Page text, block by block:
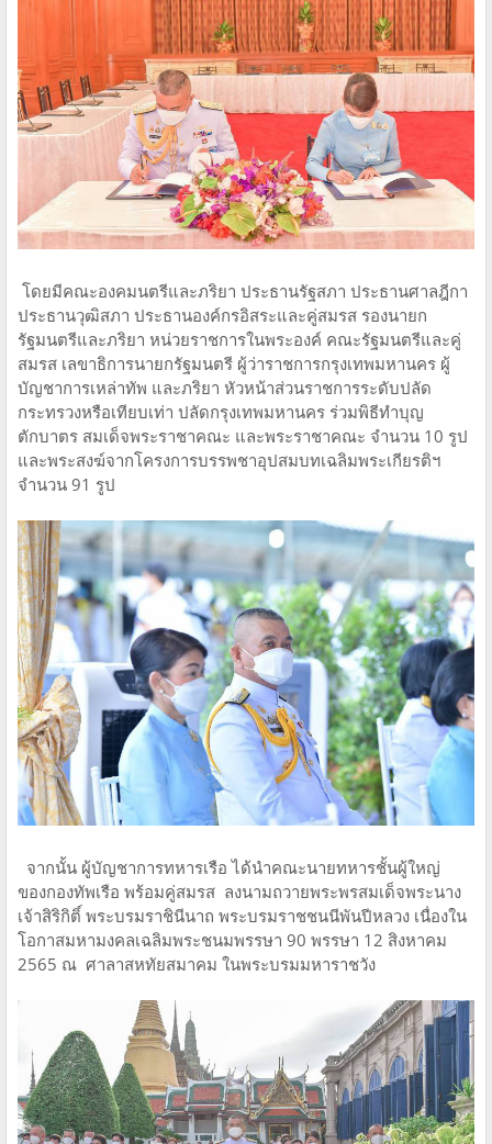
โดยมีคณะองคมนตรีและภริยา ประธานรัฐสภา ประธานศาลฎีกา
ประธานวุฒิสภา ประธานองค์กรอิสระและคู่สมรส รองนายก
รัฐมนตรีและภริยา หน่วยราชการในพระองค์ คณะรัฐมนตรีและคู่
สมรส เลขาธิการนายกรัฐมนตรี ผู้ว่าราชการกรุงเทพมหานคร ผู้
บัญชาการเหล่าทัพ และภริยา หัวหน้าส่วนราชการระดับปลัด
กระทรวงหรือเทียบเท่า ปลัดกรุงเทพมหานคร ร่วมพิธีทำบุญ
ตักบาตร สมเด็จพระราชาคณะ และพระราชาคณะ จำนวน 10 รูป
และพระสงฆ์จากโครงการบรรพชาอุปสมบทเฉลิมพระเกียรติฯ
จำนวน 91 รูป
จากนั้น ผู้บัญชาการทหารเรือ ได้นำคณะนายทหารชั้นผู้ใหญ่
ของกองทัพเรือ พร้อมคู่สมรส ลงนามถวายพระพรสมเด็จพระนาง
เจ้าสิริกิติ์ พระบรมราชินีนาถ พระบรมราชชนนีพันปีหลวง เนื่องใน
โอกาสมหามงคลเฉลิมพระชนมพรรษา 90 พรรษา 12 สิงหาคม
2565 ณ ศาลาสหทัยสมาคม ในพระบรมมหาราชวัง